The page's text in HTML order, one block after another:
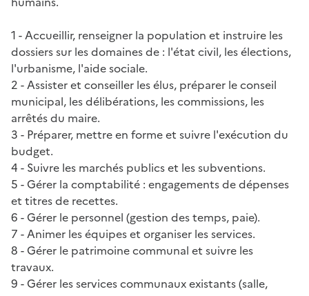
1 - Accueillir, renseigner la population et instruire les
dossiers sur les domaines de : l'état civil, les élections,
l'urbanisme, l'aide sociale.
2 - Assister et conseiller les élus, préparer le conseil
municipal, les délibérations, les commissions, les
arrêtés du maire.
3 - Préparer, mettre en forme et suivre l'exécution du
budget.
4 - Suivre les marchés publics et les subventions.
5 - Gérer la comptabilité : engagements de dépenses
et titres de recettes.
6 - Gérer le personnel (gestion des temps, paie).
7 - Animer les équipes et organiser les services.
8 - Gérer le patrimoine communal et suivre les
travaux.
9 - Gérer les services communaux existants (salle,